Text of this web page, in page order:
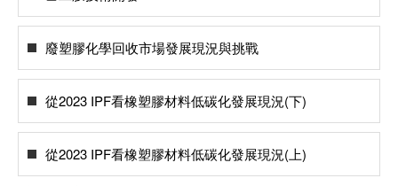
廢塑膠化學回收市場發展現況與挑戰
從2023 IPF看橡塑膠材料低碳化發展現況(下)
從2023 IPF看橡塑膠材料低碳化發展現況(上)